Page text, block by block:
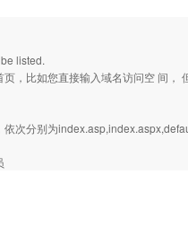
listed.
，比如您直接输入域名访问空 间，
次分别为